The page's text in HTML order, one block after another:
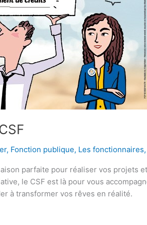
, Fonction publique, Les fonctionnaires,
parfaite pour réaliser vos
le CSF est là pour vous
à transformer vos rêves en réalité.